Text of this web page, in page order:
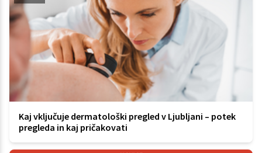
Kaj vključuje dermatološki pregled v Ljubljani – potek
pregleda in kaj pričakovati